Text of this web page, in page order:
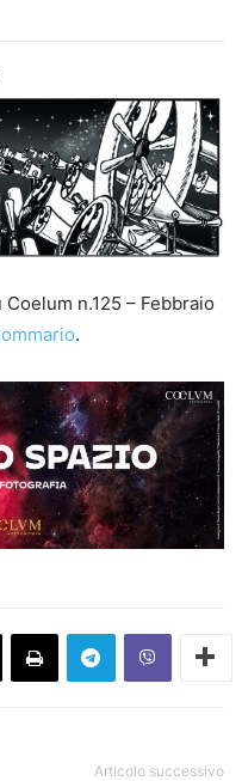
n.125 – Febbraio
.
Articolo successivo